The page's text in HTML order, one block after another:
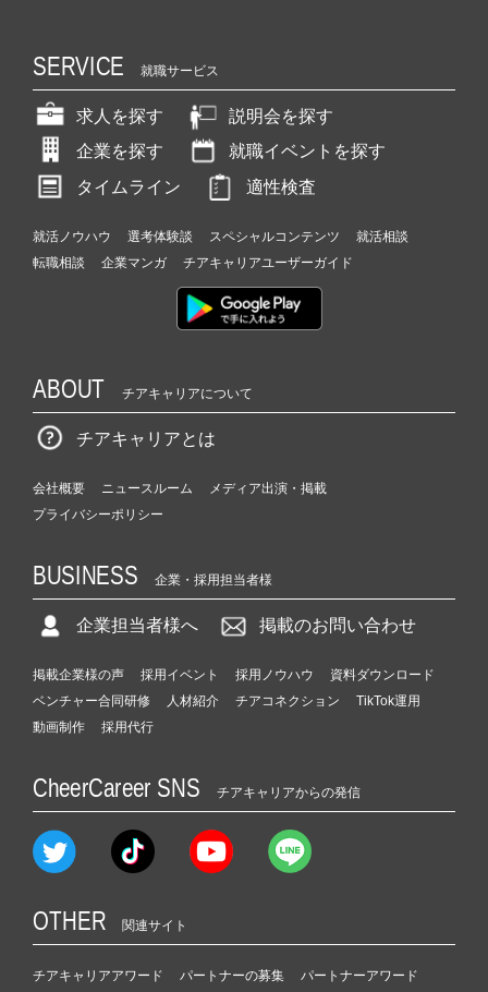
SERVICE 就職サービス
求人を探す
説明会を探す
企業を探す
就職イベントを探す
タイムライン
適性検査
就活ノウハウ 選考体験談 スペシャルコンテンツ
就活相談
転職相談
企業マンガ チアキャリアユーザーガイド
ABOUT チアキャリアについて
チアキャリアとは
会社概要 ニュースルーム
メディア出演・掲載
プライバシーポリシー
BUSINESS 企業・採用担当者様
企業担当者様へ 掲載のお問い合わせ
掲載企業様の声 採用イベント 採用ノウハウ
資料ダウンロード
ベンチャー合同研修
人材紹介 チアコネクション
TikTok運用
動画制作
採用代行
CheerCareer SNS チアキャリアからの発信
OTHER 関連サイト
チアキャリアアワード パートナーの募集 パートナーアワード